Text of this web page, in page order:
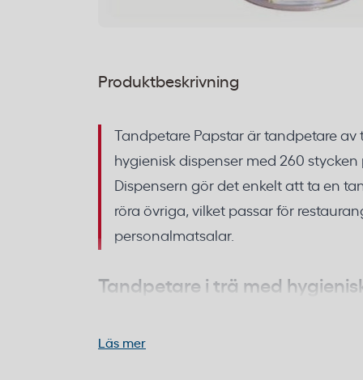
Produktbeskrivning
Tandpetare Papstar är tandpetare
hygienisk dispenser med 260
Dispensern gör det enkelt att ta en
röra övriga, vilket passar för
personalmatsalar.
Tandpetare i trä med
som skyddar dem från smuts och fukt.
Läs mer